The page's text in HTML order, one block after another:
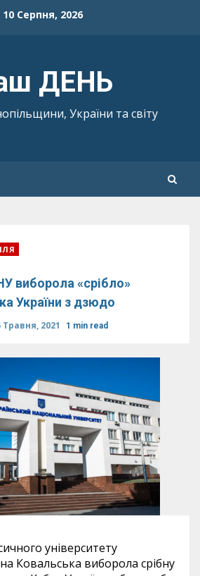
10 Серпня, 2026
ДЕНЬ
України та світу
виборола «срібло»
України з дзюдо
Травня, 2021 1 min read
університету
Ковальська виборола срібну